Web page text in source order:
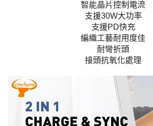
智能晶片控制電流
支援30W大功率
支援PD快充
編織工藝耐用度佳
耐彎折頭
接頭抗氧化處理